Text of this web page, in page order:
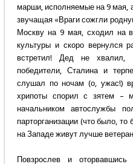
марши, исполняемые на 9 мая,
звучащая «Враги сожгли
Москву на 9 мая, сходил на
культуры и скоро вернулся
встретил! Дед не хвалил,
победители, Сталина и
слушал по ночам (о, ужас!)
хрипоты спорил с зятем –
начальником автослужбы
парторганизации (что было,
на Западе живут лучше
Повзрослев и оторвавшись